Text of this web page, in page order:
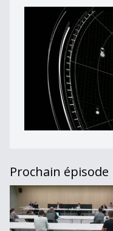
Prochain épisode
Coronavirus: Conf. de